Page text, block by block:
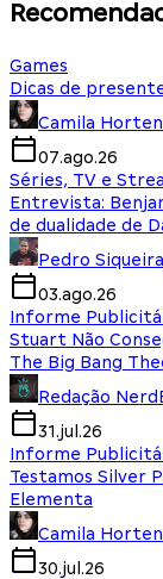
Games
Dicas de
Camila
07.ago.26
Séries, TV e
Entrevista:
de dualidade de
Pedro Siqueira
03.ago.26
Informe
Stuart Não
The Big Bang
Redação
31.jul.26
Informe
Testamos Silver
Elementa
Camila
30.jul.26